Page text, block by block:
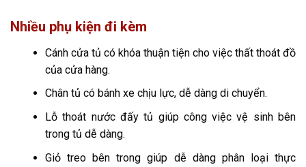
Nhiều phụ kiện đi kèm
Cánh cửa tủ có khóa thuận tiện cho việc thất thoát đồ
của cửa hàng.
Chân tủ có bánh xe chịu lực, dễ dàng di chuyển.
Lỗ thoát nước đấy tủ giúp công việc vệ sinh bên
trong tủ dễ dàng.
Giỏ treo bên trong giúp dễ dàng phân loại thực